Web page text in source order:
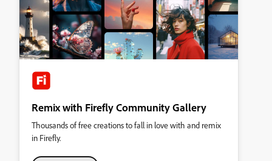
Remix with Firefly Community Gallery
Thousands of free creations to fall in love with and remix
in Firefly.